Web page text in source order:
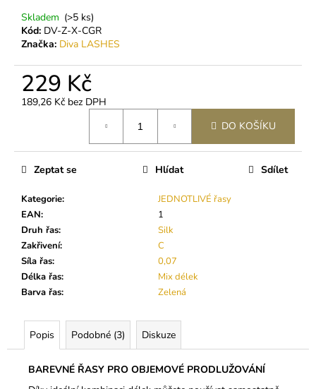
Skladem (>5 ks)
Kód: DV-Z-X-CGR
Značka: Diva LASHES
229 Kč
189,26 Kč bez DPH
DO KOŠÍKU
Kategorie:
JEDNOTLIVÉ řasy
EAN:
1
Druh řas:
Silk
Zakřivení:
C
Síla řas:
0,07
Délka řas:
Mix délek
Barva řas: Zelená
Zeptat se Hlídat Sdílet
Popis Podobné (3) Diskuze
BAREVNÉ ŘASY PRO OBJEMOVÉ PRODLUŽOVÁNÍ
u
e
m
ODSTRAŇOVAČ
LEPIDLA
Kč